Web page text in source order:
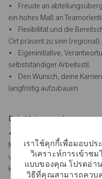
เราใช้คุกกี้เพื่อมอบป
วิเคราะห์การเข้าช
แบบของคุณ โปรดอ่าน
วิธีที่คุณสามารถควบ
• Freude an
ein hohes Maß an
• Flexibilität und die
Ort präsent zu sein (regional).
• Eigeninitiative,
selbstständiger Arbeitsstil.
• Den Wunsch, deine
langfristig aufzubauen.
Dein Hintergrund
• Abgeschlossenes Studium
Medizintechnik,
vergleichbare Qualifikation
kaufmännische